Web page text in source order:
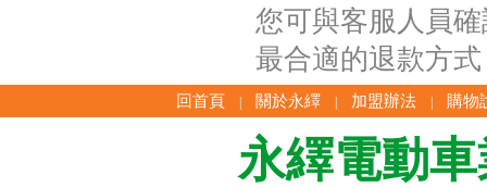
您可與客服人員
最合適的退款方
回首頁 關於永繹 加盟辦法 購物
永繹電動